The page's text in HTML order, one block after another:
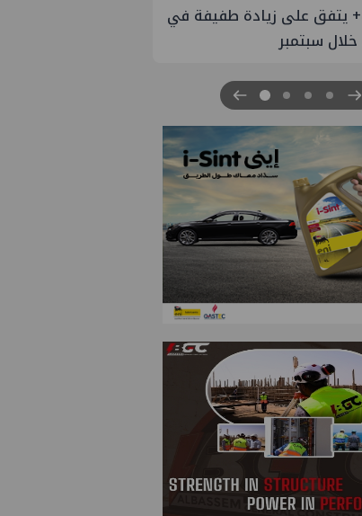
إسدال الستار على النسخة الثانية من
"منتدى مصر للطاقة والصناعة 2026" بنجاح